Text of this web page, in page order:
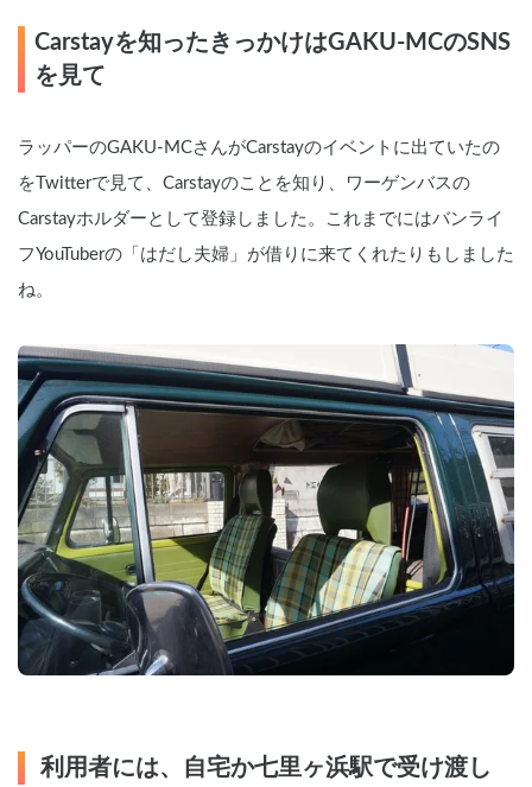
Carstayを知ったきっかけはGAKU-MCのSNS
を見て
ラッパーのGAKU-MCさんがCarstayのイベントに出ていたの
をTwitterで見て、Carstayのことを知り、ワーゲンバスの
Carstayホルダーとして登録しました。これまでにはバンライ
フYouTuberの「はだし夫婦」が借りに来てくれたりもしました
ね。
利用者には、自宅か七里ヶ浜駅で受け渡し